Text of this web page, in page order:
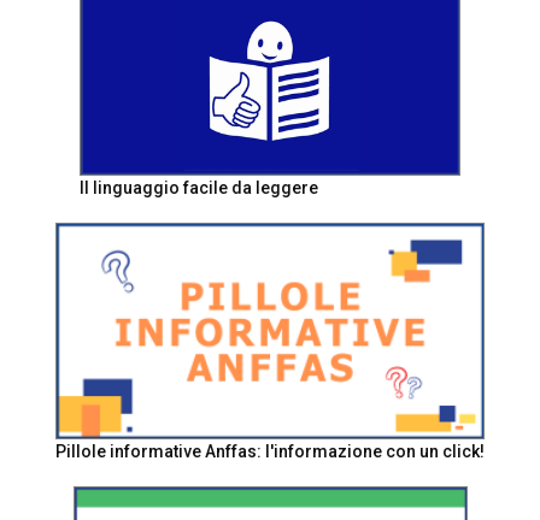
Il linguaggio facile da leggere
Pillole informative Anffas: l'informazione con un click!